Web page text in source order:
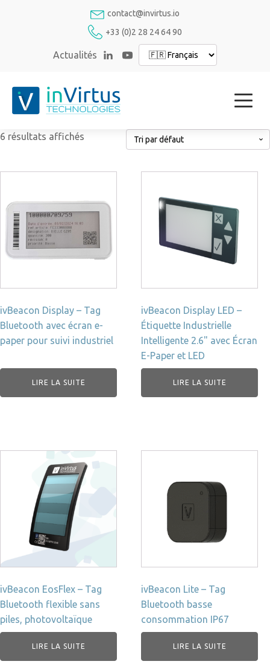
contact@invirtus.io
+33 (0)2 28 24 64 90
Actualités
6 résultats affichés
ivBeacon Display – Tag
Bluetooth avec écran e-
paper pour suivi industriel
LIRE LA SUITE
ivBeacon Display LED –
Étiquette Industrielle
Intelligente 2.6" avec Écran
E-Paper et LED
LIRE LA SUITE
ivBeacon EosFlex – Tag
Bluetooth flexible sans
piles, photovoltaïque
LIRE LA SUITE
ivBeacon Lite – Tag
Bluetooth basse
consommation IP67
LIRE LA SUITE